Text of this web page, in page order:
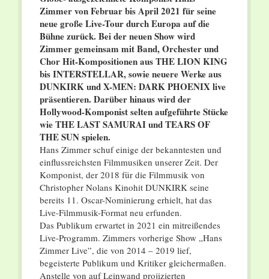
Zimmer von Februar bis April 2021 für seine
neue große Live-Tour durch Europa auf die
Bühne zurück. Bei der neuen Show wird
Zimmer gemeinsam mit Band, Orchester und
Chor Hit-Kompositionen aus THE LION KING
bis INTERSTELLAR, sowie neuere Werke aus
DUNKIRK und X-MEN: DARK PHOENIX live
präsentieren. Darüber hinaus wird der
Hollywood-Komponist selten aufgeführte Stücke
wie THE LAST SAMURAI und TEARS OF
THE SUN spielen.
Hans Zimmer schuf einige der bekanntesten und
einflussreichsten Filmmusiken unserer Zeit. Der
Komponist, der 2018 für die Filmmusik von
Christopher Nolans Kinohit DUNKIRK seine
bereits 11. Oscar-Nominierung erhielt, hat das
Live-Filmmusik-Format neu erfunden.
Das Publikum erwartet in 2021 ein mitreißendes
Live-Programm. Zimmers vorherige Show „Hans
Zimmer Live”, die von 2014 – 2019 lief,
begeisterte Publikum und Kritiker gleichermaßen.
Anstelle von auf Leinwand projizierten